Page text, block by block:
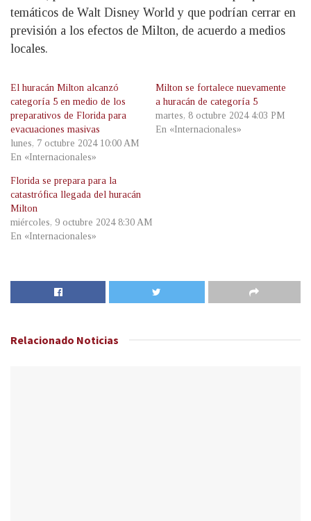
temáticos de Walt Disney World y que podrían cerrar en
previsión a los efectos de Milton, de acuerdo a medios
locales.
El huracán Milton alcanzó
categoría 5 en medio de los
preparativos de Florida para
evacuaciones masivas
lunes, 7 octubre 2024 10:00 AM
En «Internacionales»
Milton se fortalece nuevamente
a huracán de categoría 5
martes, 8 octubre 2024 4:03 PM
En «Internacionales»
Florida se prepara para la
catastrófica llegada del huracán
Milton
miércoles, 9 octubre 2024 8:30 AM
En «Internacionales»
Relacionado Noticias